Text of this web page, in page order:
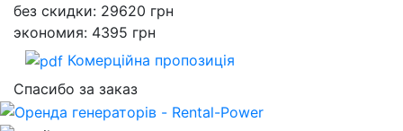
без скидки: 29620 грн
экономия: 4395 грн
Комерційна пропозиція
Спасибо за заказ